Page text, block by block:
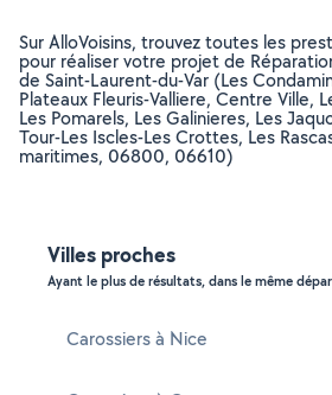
Sur AlloVoisins, trouvez toutes les
pour réaliser votre projet de
de Saint-Laurent-du-Var (Les
Plateaux Fleuris-Valliere, Centre Ville,
Les Pomarels, Les Galinieres, Les
Tour-Les Iscles-Les Crottes, Les
maritimes, 06800, 06610)
Villes proches
Ayant le plus de résultats, dans le même
Carossiers à Nice